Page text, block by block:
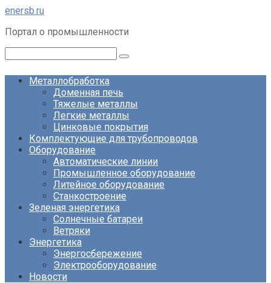
Перейти
контенту
enersb.ru
Портал о промышленности
Металлобработка
Доменная печь
Тяжелые металлы
Легкие металлы
Цинковые покрытия
Комплектующие для трубопроводов
Оборудование
Автоматические линии
Промышленное оборудование
Литейное оборудование
Станкостроение
Зеленая энергетика
Солнечные батареи
Ветряки
Энергетика
Энергосбережение
Электрооборудование
Новости